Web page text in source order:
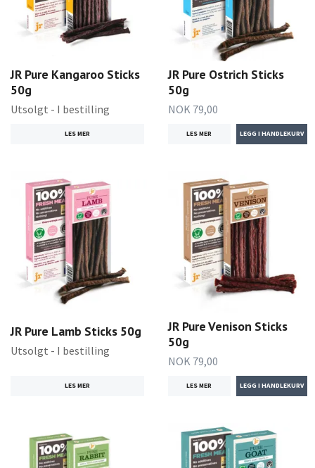
JR Pure Kangaroo Sticks
50g
Utsolgt - I bestilling
LES MER
JR Pure Ostrich Sticks
50g
NOK 79,00
LES MER
JR Pure Lamb Sticks 50g
Utsolgt - I bestilling
LES MER
JR Pure Venison Sticks
50g
NOK 79,00
LES MER